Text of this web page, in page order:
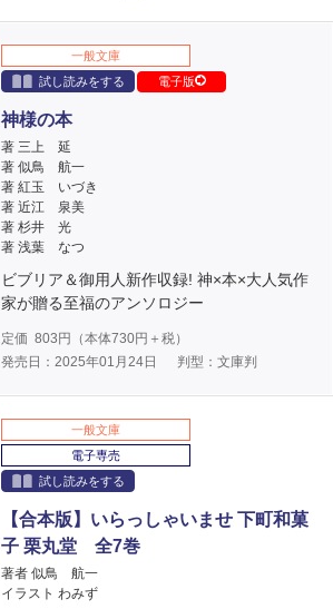
一般文庫
試し読みをする
電子版
神様の本
著 三上 延
著 似鳥 航一
著 紅玉 いづき
著 近江 泉美
著 杉井 光
著 浅葉 なつ
ビブリア＆御用人新作収録! 神×本×大人気作
家が贈る至福のアンソロジー
定価 803 円（本体730円＋税）
発売日：2025年01月24日
判型：文庫判
一般文庫
電子専売
試し読みをする
【合本版】いらっしゃいませ 下町和菓
子 栗丸堂 全7巻
著者 似鳥 航一
イラスト わみず